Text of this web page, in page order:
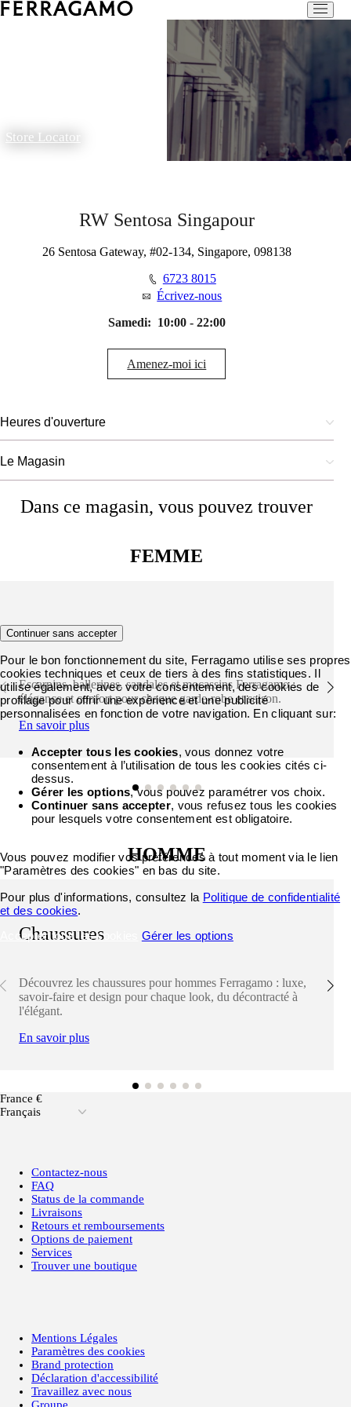
Store Locator
RW Sentosa Singapour
26 Sentosa Gateway, #02-134, Singapore, 098138
6723 8015
Écrivez-nous
Samedi: 10:00 - 22:00
Amenez-moi ici
Heures d'ouverture
Le Magasin
Dans ce magasin, vous pouvez trouver
FEMME
Chaussures
Escarpins, ballerines, sandales et mocassins Ferragamo :
élégance et confort pour chaque garde-robe et saison.
En savoir plus
HOMME
Chaussures
Découvrez les chaussures pour hommes Ferragamo : luxe,
savoir-faire et design pour chaque look, du décontracté à
l'élégant.
En savoir plus
France €
Français
Contactez-nous
FAQ
Status de la commande
Livraisons
Retours et remboursements
Options de paiement
Services
Trouver une boutique
Mentions Légales
Paramètres des cookies
Brand protection
Déclaration d'accessibilité
Travaillez avec nous
Groupe
Continuer sans accepter
Pour le bon fonctionnement du site, Ferragamo utilise ses propres
cookies techniques et ceux de tiers à des fins statistiques. Il
utilise également, avec votre consentement, des cookies de
profilage pour offrir une expérience et une publicité
personnalisées en fonction de votre navigation. En cliquant sur:
Accepter tous les cookies, vous donnez votre
consentement à l’utilisation de tous les cookies cités ci-
dessus.
Gérer les options, vous pouvez paramétrer vos choix.
Continuer sans accepter, vous refusez tous les cookies
pour lesquels votre consentement est obligatoire.
Vous pouvez modifier vos préférences à tout moment via le lien
"Paramètres des cookies" en bas du site.
Pour plus d'informations, consultez la Politique de confidentialité
et des cookies.
Accepter tous les cookies
Gérer les options